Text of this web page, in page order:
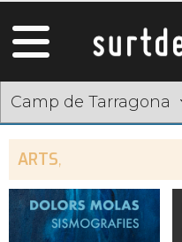
Camp de Tarragona
ARTS,